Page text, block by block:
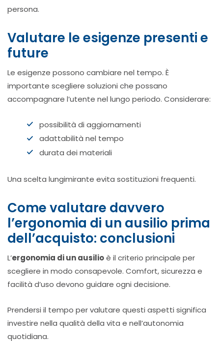
persona.
Valutare le esigenze presenti e
future
Le esigenze possono cambiare nel tempo. È
importante scegliere soluzioni che possano
accompagnare l’utente nel lungo periodo. Considerare:
possibilità di aggiornamenti
adattabilità nel tempo
durata dei materiali
Una scelta lungimirante evita sostituzioni frequenti.
Come valutare davvero
l’ergonomia di un ausilio prima
dell’acquisto: conclusioni
L’ergonomia di un ausilioè il criterio principale per
scegliere in modo consapevole. Comfort, sicurezza e
facilità d’uso devono guidare ogni decisione.
Prendersi il tempo per valutare questi aspetti significa
investire nella qualità della vita e nell’autonomia
quotidiana.